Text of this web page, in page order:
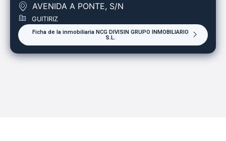
AVENIDA A PONTE, S/N
GUITIRIZ
Ficha de la inmobiliaria NCG DIVISIN GRUPO INMOBILIARIO
S.L.